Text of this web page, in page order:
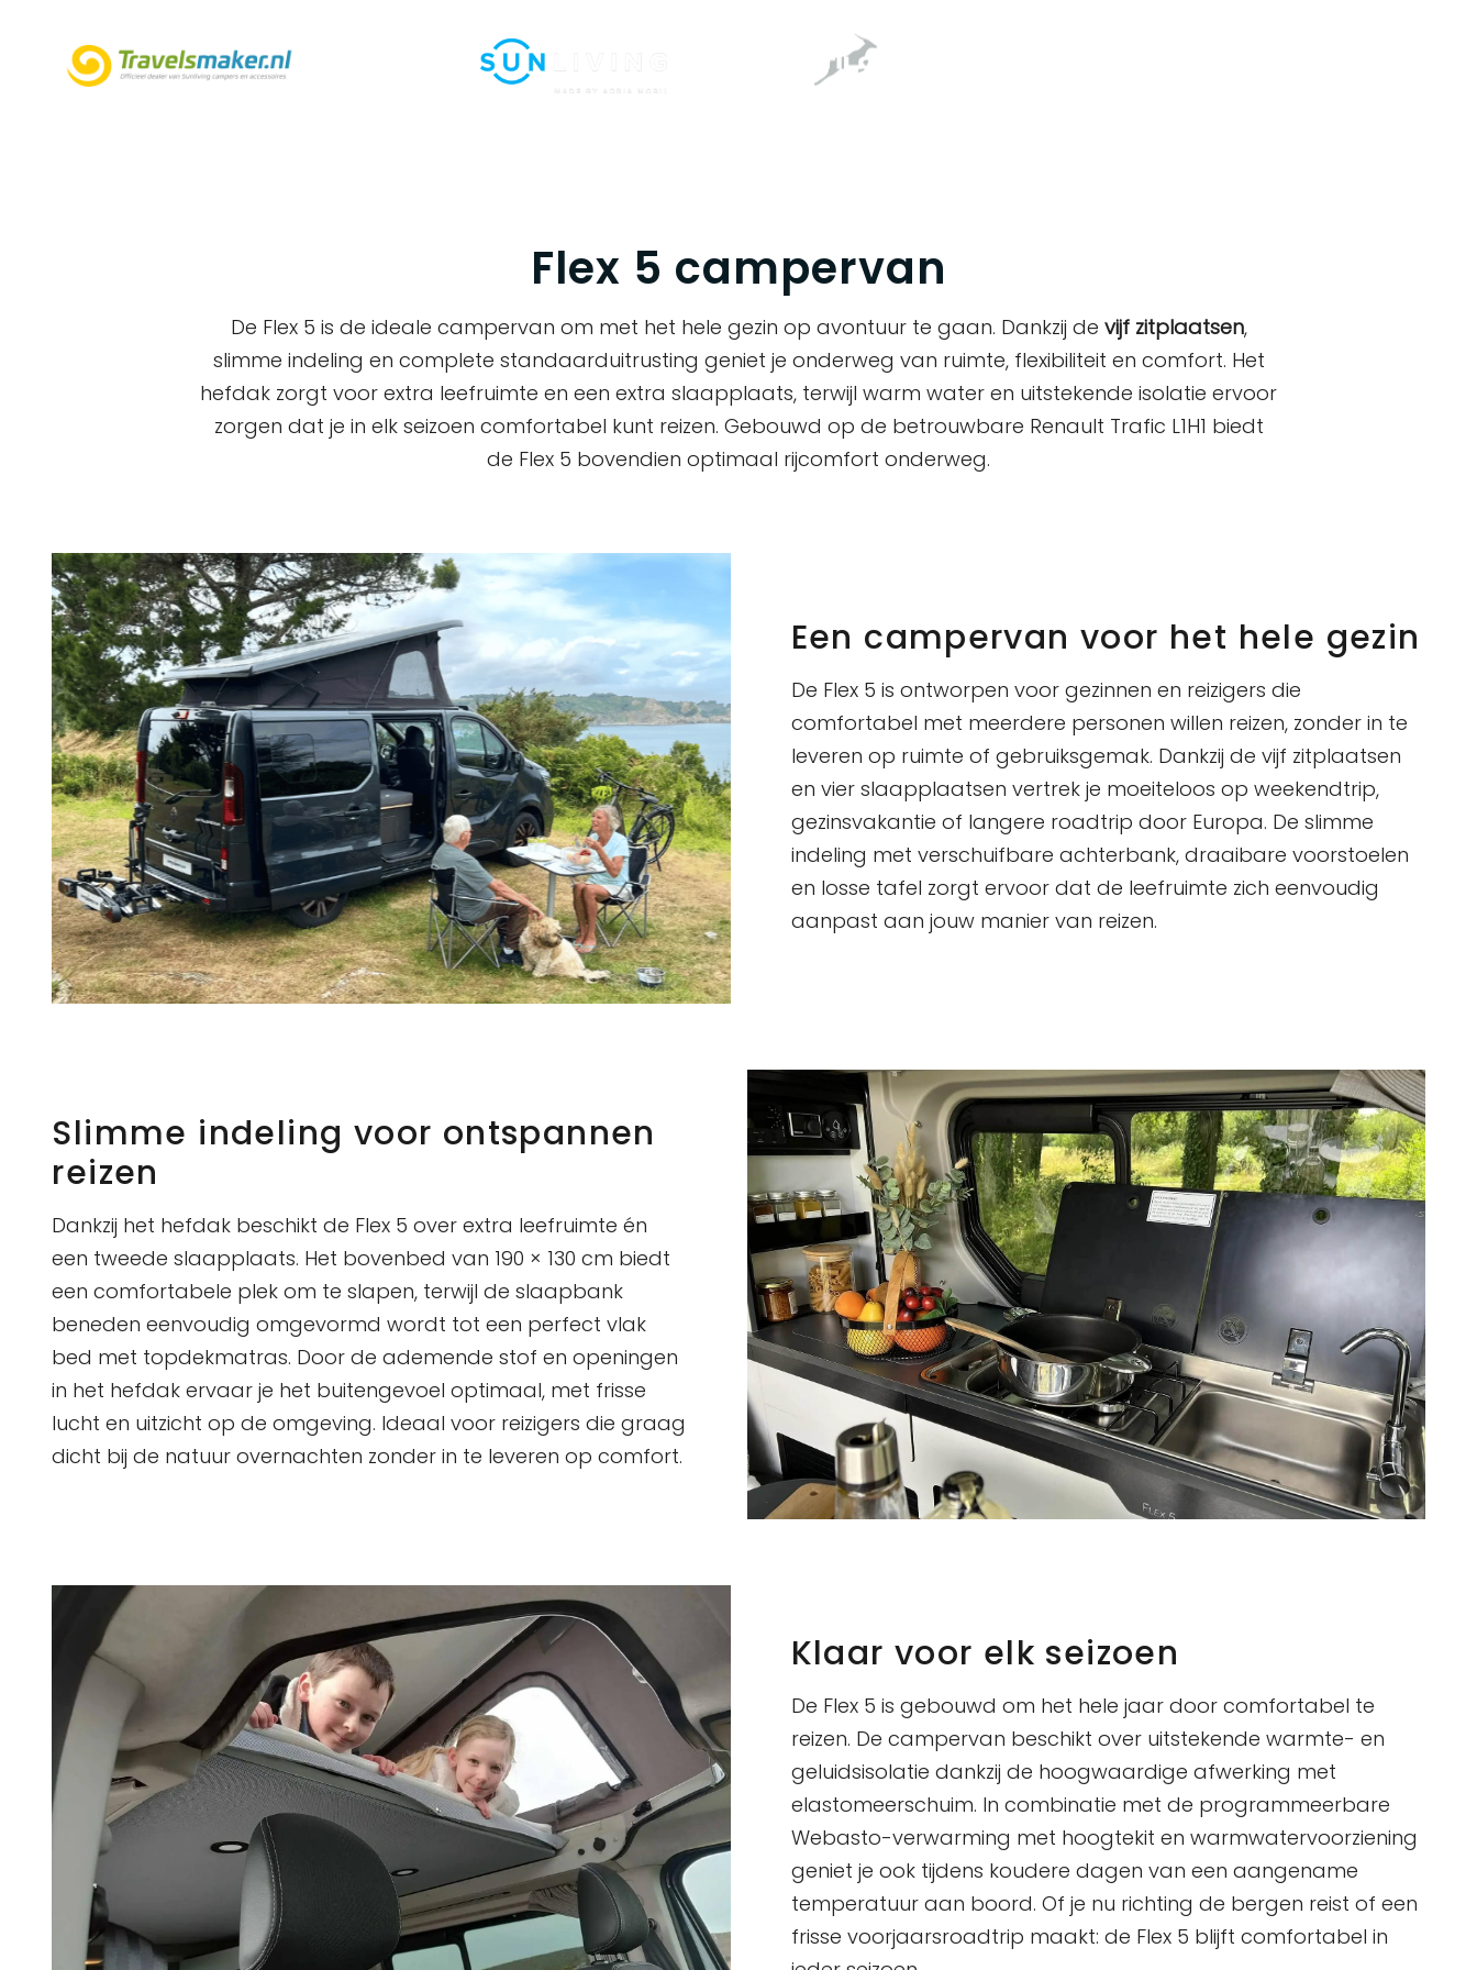
Flex 5 campervan
De Flex 5 is de ideale campervan om met het hele gezin op avontuur te gaan. Dankzij de vijf zitplaatsen,
slimme indeling en complete standaarduitrusting geniet je onderweg van ruimte, flexibiliteit en comfort. Het
hefdak zorgt voor extra leefruimte en een extra slaapplaats, terwijl warm water en uitstekende isolatie ervoor
zorgen dat je in elk seizoen comfortabel kunt reizen. Gebouwd op de betrouwbare Renault Trafic L1H1 biedt
de Flex 5 bovendien optimaal rijcomfort onderweg.
Een campervan voor het hele gezin
De Flex 5 is ontworpen voor gezinnen en reizigers die
comfortabel met meerdere personen willen reizen, zonder in te
leveren op ruimte of gebruiksgemak. Dankzij de vijf zitplaatsen
en vier slaapplaatsen vertrek je moeiteloos op weekendtrip,
gezinsvakantie of langere roadtrip door Europa. De slimme
indeling met verschuifbare achterbank, draaibare voorstoelen
en losse tafel zorgt ervoor dat de leefruimte zich eenvoudig
aanpast aan jouw manier van reizen.
Slimme indeling voor ontspannen
reizen
Dankzij het hefdak beschikt de Flex 5 over extra leefruimte én
een tweede slaapplaats. Het bovenbed van 190 × 130 cm biedt
een comfortabele plek om te slapen, terwijl de slaapbank
beneden eenvoudig omgevormd wordt tot een perfect vlak
bed met topdekmatras. Door de ademende stof en openingen
in het hefdak ervaar je het buitengevoel optimaal, met frisse
lucht en uitzicht op de omgeving. Ideaal voor reizigers die graag
dicht bij de natuur overnachten zonder in te leveren op comfort.
Klaar voor elk seizoen
De Flex 5 is gebouwd om het hele jaar door comfortabel te
reizen. De campervan beschikt over uitstekende warmte- en
geluidsisolatie dankzij de hoogwaardige afwerking met
elastomeerschuim. In combinatie met de programmeerbare
Webasto-verwarming met hoogtekit en warmwatervoorziening
geniet je ook tijdens koudere dagen van een aangename
temperatuur aan boord. Of je nu richting de bergen reist of een
frisse voorjaarsroadtrip maakt: de Flex 5 blijft comfortabel in